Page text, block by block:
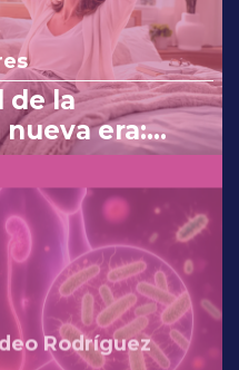
de la
era:
cambios de
Rodríguez